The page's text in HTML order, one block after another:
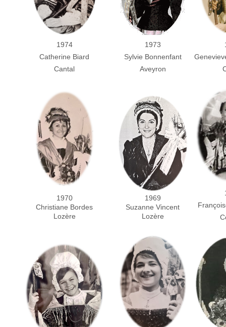
1974
Catherine Biard
Cantal
1973
Sylvie Bonnenfant
Aveyron
1970
Christiane Bordes
Lozère
1969
Suzanne Vincent
Lozère